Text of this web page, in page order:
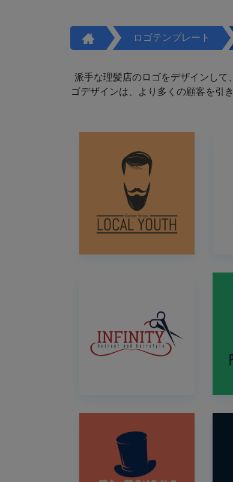
ロゴテンプレート
派手な理髪店のロゴをデザインし
ゴデザインは、より多くの顧客を引